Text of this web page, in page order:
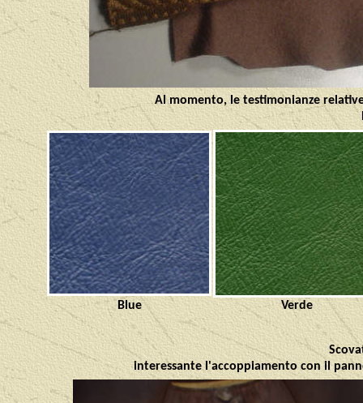
Al momento, le testimonianze
Blue Verde
interessante l'accoppiamento con il